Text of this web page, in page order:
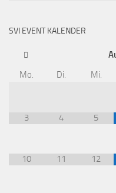
SVI EVENT KALENDER
Mo.
Di. Mi.
3 4 5
10 11 12